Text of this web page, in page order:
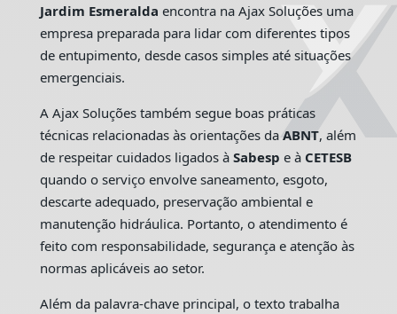
Jardim Esmeralda encontra na Ajax Soluções uma
empresa preparada para lidar com diferentes tipos
de entupimento, desde casos simples até situações
emergenciais.
A Ajax Soluções também segue boas práticas
técnicas relacionadas às orientações da ABNT, além
de respeitar cuidados ligados à Sabesp e à CETESB
quando o serviço envolve saneamento, esgoto,
descarte adequado, preservação ambiental e
manutenção hidráulica. Portanto, o atendimento é
feito com responsabilidade, segurança e atenção às
normas aplicáveis ao setor.
Além da palavra-chave principal, o texto trabalha